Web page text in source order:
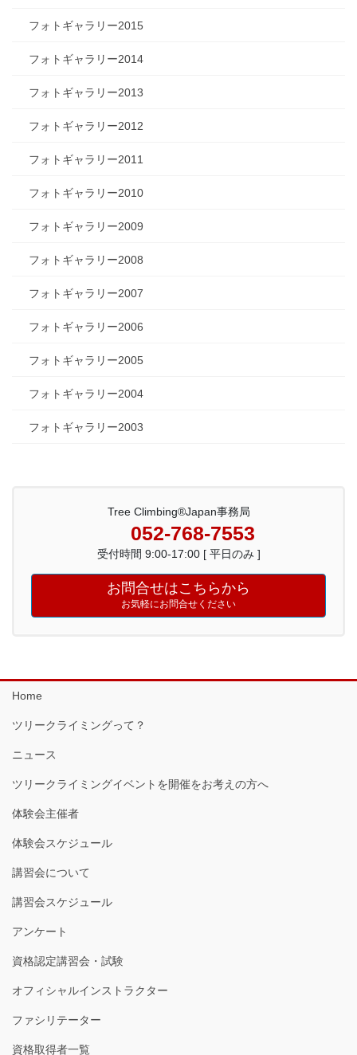
フォトギャラリー2015
フォトギャラリー2014
フォトギャラリー2013
フォトギャラリー2012
フォトギャラリー2011
フォトギャラリー2010
フォトギャラリー2009
フォトギャラリー2008
フォトギャラリー2007
フォトギャラリー2006
フォトギャラリー2005
フォトギャラリー2004
フォトギャラリー2003
Tree Climbing®Japan事務局
052-768-7553
受付時間 9:00-17:00 [ 平日のみ ]
お問合せはこちらから
お気軽にお問合せください
Home
ツリークライミングって？
ニュース
ツリークライミングイベントを開催をお考えの方へ
体験会主催者
体験会スケジュール
講習会について
講習会スケジュール
アンケート
資格認定講習会・試験
オフィシャルインストラクター
ファシリテーター
資格取得者一覧